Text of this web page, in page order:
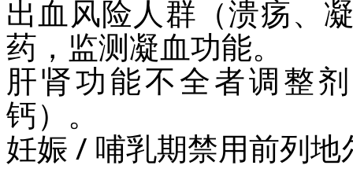
出血风险人群（溃疡、
药，监测凝血功能。
肝肾功能不全者调整
钙）。
妊娠 / 哺乳期禁用前列